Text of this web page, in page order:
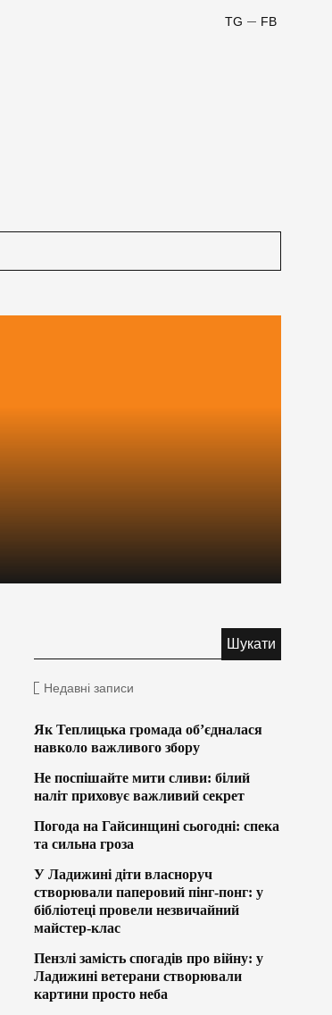
FB
TG
Недавні записи
Як Теплицька громада об’єдналася
навколо важливого збору
Не поспішайте мити сливи: білий
наліт приховує важливий секрет
Погода на Гайсинщині сьогодні: спека
та сильна гроза
У Ладижині діти власноруч
створювали паперовий пінг-понг: у
бібліотеці провели незвичайний
майстер-клас
Пензлі замість спогадів про війну: у
Ладижині ветерани створювали
картини просто неба